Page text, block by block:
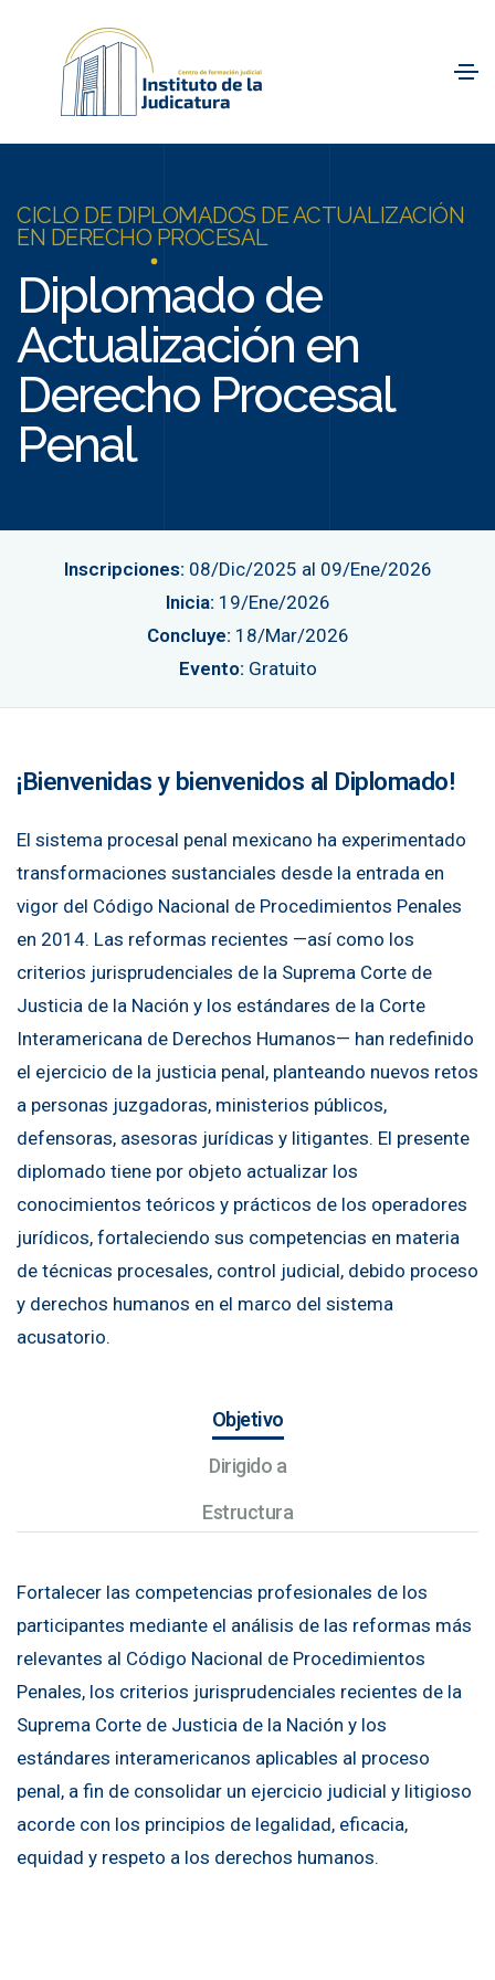
CICLO DE DIPLOMADOS DE ACTUALIZACIÓN
EN DERECHO PROCESAL
Diplomado de
Actualización en
Derecho Procesal
Penal
Inscripciones: 08/Dic/2025 al 09/Ene/2026
Inicia: 19/Ene/2026
Concluye: 18/Mar/2026
Evento: Gratuito
¡Bienvenidas y bienvenidos al Diplomado!
El sistema procesal penal mexicano ha experimentado
transformaciones sustanciales desde la entrada en
vigor del Código Nacional de Procedimientos Penales
en 2014. Las reformas recientes —así como los
criterios jurisprudenciales de la Suprema Corte de
Justicia de la Nación y los estándares de la Corte
Interamericana de Derechos Humanos— han redefinido
el ejercicio de la justicia penal, planteando nuevos retos
a personas juzgadoras, ministerios públicos,
defensoras, asesoras jurídicas y litigantes. El presente
diplomado tiene por objeto actualizar los
conocimientos teóricos y prácticos de los operadores
jurídicos, fortaleciendo sus competencias en materia
de técnicas procesales, control judicial, debido proceso
y derechos humanos en el marco del sistema
acusatorio.
Objetivo
Dirigido a
Estructura
Fortalecer las competencias profesionales de los
participantes mediante el análisis de las reformas más
relevantes al Código Nacional de Procedimientos
Penales, los criterios jurisprudenciales recientes de la
Suprema Corte de Justicia de la Nación y los
estándares interamericanos aplicables al proceso
penal, a fin de consolidar un ejercicio judicial y litigioso
acorde con los principios de legalidad, eficacia,
equidad y respeto a los derechos humanos.